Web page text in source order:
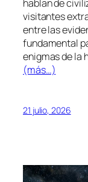
hablan de
visitantes
entre las
fundamental
enigmas de la
(más…)
21 julio, 2026